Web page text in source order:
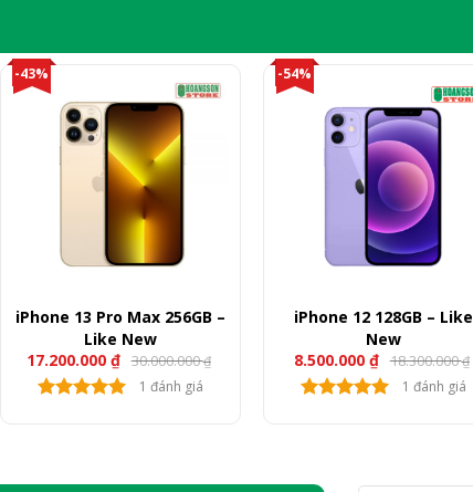
-43%
iPhone 13 Pro Max 256GB –
Like New
17.200.000 ₫ 30.000.000₫
1 đánh giá
-54%
iPhone 12 128GB – Like
New
8.500.000 ₫ 18.300.000₫
1 đánh giá